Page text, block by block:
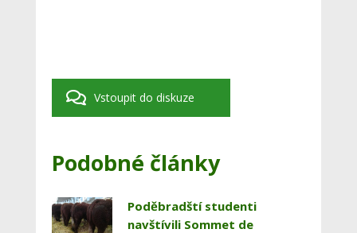
Vstoupit do diskuze
Podobné články
Poděbradští studenti
navštívili Sommet de